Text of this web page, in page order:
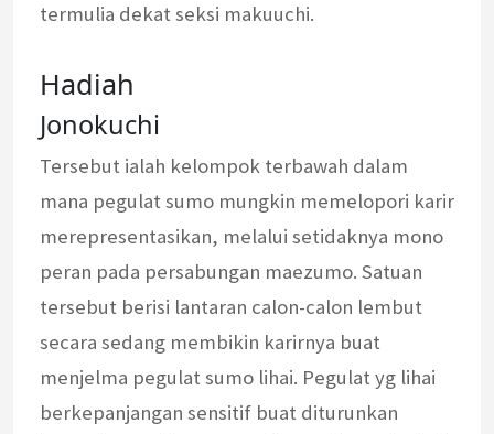
termulia dekat seksi makuuchi.
Hadiah
Jonokuchi
Tersebut ialah kelompok terbawah dalam
mana pegulat sumo mungkin memelopori karir
merepresentasikan, melalui setidaknya mono
peran pada persabungan maezumo. Satuan
tersebut berisi lantaran calon-calon lembut
secara sedang membikin karirnya buat
menjelma pegulat sumo lihai. Pegulat yg lihai
berkepanjangan sensitif buat diturunkan